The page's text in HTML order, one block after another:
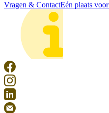
Vragen & ContactEén plaats